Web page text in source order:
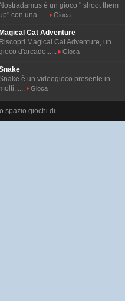
Nostradamus è un gioco " shoot them
up" con una......
Gioca
Magical Cat Adventure
Riscopri Magical Cat Adventure, un
d'arcade......
Gioca
Snake è un videogioco presente in
molti......
Gioca
spazio giochi di